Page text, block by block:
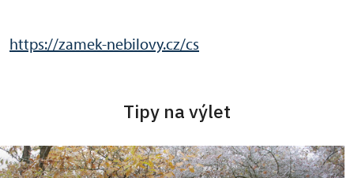
https://zamek-nebilovy.cz/cs
Tipy na výlet